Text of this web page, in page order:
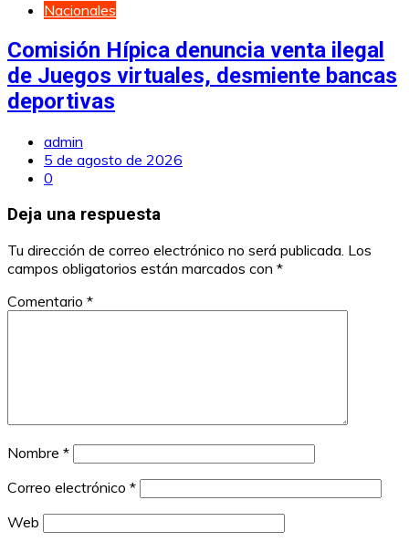
Nacionales
Comisión Hípica denuncia venta ilegal
de Juegos virtuales, desmiente bancas
deportivas
admin
5 de agosto de 2026
0
Deja una respuesta
Tu dirección de correo electrónico no será publicada. Los
campos obligatorios están marcados con *
Comentario *
Nombre *
Correo electrónico *
Web